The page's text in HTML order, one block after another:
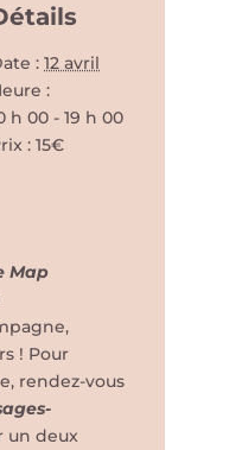
: 12 avril
:
h 00 - 19 h 00
: 15€
Map
! Pour
rendez-vous
un deux